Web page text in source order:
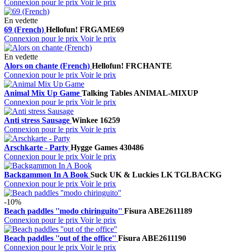
Connexion pour le prix Voir le prix
En vedette
69 (French) Hellofun! FRGAME69
Connexion pour le prix Voir le prix
En vedette
Alors on chante (French) Hellofun! FRCHANTE
Connexion pour le prix Voir le prix
Animal Mix Up Game Talking Tables ANIMAL-MIXUP
Connexion pour le prix Voir le prix
Anti stress Sausage Winkee 16259
Connexion pour le prix Voir le prix
Arschkarte - Party Hygge Games 430486
Connexion pour le prix Voir le prix
Backgammon In A Book Suck UK & Luckies LK TGLBACKG
Connexion pour le prix Voir le prix
-10%
Beach paddles ''modo chiringuito'' Fisura ABE2611189
Connexion pour le prix Voir le prix
Beach paddles ''out of the office'' Fisura ABE2611190
Connexion pour le prix Voir le prix